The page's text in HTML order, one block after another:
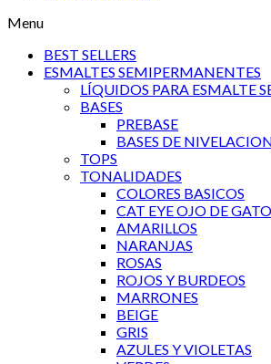
Menu
BEST SELLERS
ESMALTES SEMIPERMANENTES
LÍQUIDOS PARA ESMALTE
BASES
PREBASE
BASES DE
TOPS
TONALIDADES
COLORES BASICOS
CAT EYE OJO DE GATO
AMARILLOS
NARANJAS
ROSAS
ROJOS Y BURDEOS
MARRONES
BEIGE
GRIS
AZULES Y VIOLETAS